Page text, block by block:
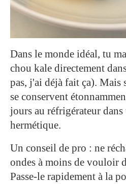
Dans le monde idéal, tu
chou kale directement
pas, j'ai déjà fait ça). Mais
se conservent
jours au réfrigérateur
hermétique.
Un conseil de pro : ne
ondes à moins de vouloir
Passe-le rapidement à la